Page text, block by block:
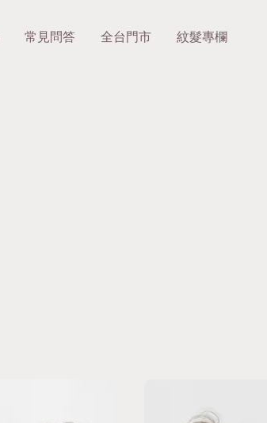
常見問答 全台門市 紋髮專欄